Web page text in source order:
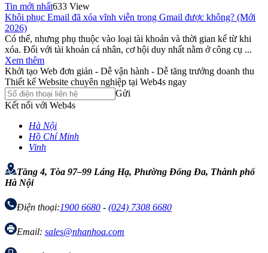
Tin mới nhất633 View
Khôi phục Email đã xóa vĩnh viễn trong Gmail được không? (Mới
2026)
Có thể, nhưng phụ thuộc vào loại tài khoản và thời gian kể từ khi
xóa. Đối với tài khoản cá nhân, cơ hội duy nhất nằm ở công cụ ...
Xem thêm
Khởi tạo Web đơn giản - Dễ vận hành - Dễ tăng trưởng doanh thu
Thiết kế Website chuyên nghiệp tại Web4s ngay
Gửi
Kết nối với Web4s
Hà Nội
Hồ Chí Minh
Vinh
Tầng 4, Tòa 97–99 Láng Hạ, Phường Đống Đa, Thành phố
Hà Nội
Điện thoại:1900 6680 - (024) 7308 6680
Email: sales@nhanhoa.com